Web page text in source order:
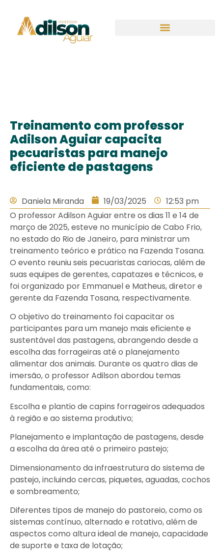
Treinamento com professor
Adilson Aguiar capacita
pecuaristas para manejo
eficiente de pastagens
Daniela Miranda 19/03/2025
12:53 pm
O professor Adilson Aguiar entre os dias 11 e 14 de
março de 2025, esteve no município de Cabo Frio,
no estado do Rio de Janeiro, para ministrar um
treinamento teórico e prático na Fazenda Tosana.
O evento reuniu seis pecuaristas cariocas, além de
suas equipes de gerentes, capatazes e técnicos, e
foi organizado por Emmanuel e Matheus, diretor e
gerente da Fazenda Tosana, respectivamente.
O objetivo do treinamento foi capacitar os
participantes para um manejo mais eficiente e
sustentável das pastagens, abrangendo desde a
escolha das forrageiras até o planejamento
alimentar dos animais. Durante os quatro dias de
imersão, o professor Adilson abordou temas
fundamentais, como:
Escolha e plantio de capins forrageiros adequados
à região e ao sistema produtivo;
Planejamento e implantação de pastagens, desde
a escolha da área até o primeiro pastejo;
Dimensionamento da infraestrutura do sistema de
pastejo, incluindo cercas, piquetes, aguadas, cochos
e sombreamento;
Diferentes tipos de manejo do pastoreio, como os
sistemas contínuo, alternado e rotativo, além de
aspectos como altura ideal de manejo, capacidade
de suporte e taxa de lotação;